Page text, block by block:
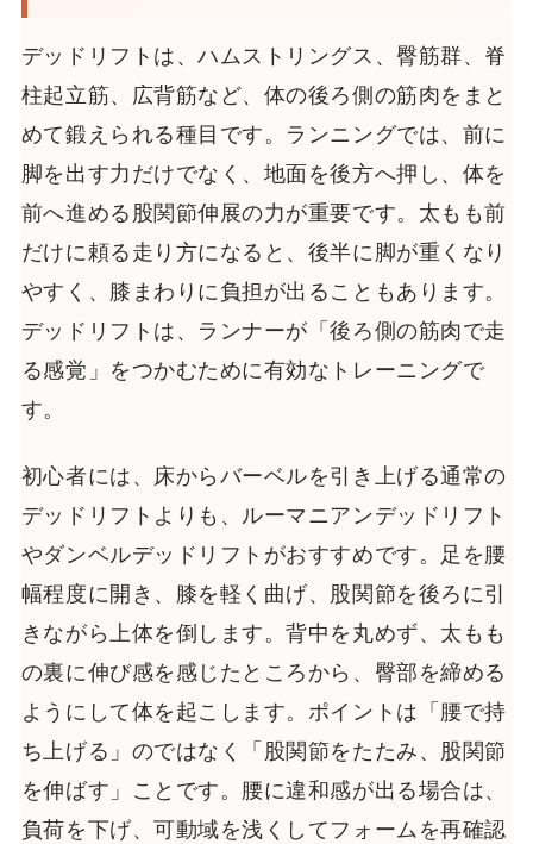
デッドリフトは、ハムストリングス、臀筋群、脊
柱起立筋、広背筋など、体の後ろ側の筋肉をまと
めて鍛えられる種目です。ランニングでは、前に
脚を出す力だけでなく、地面を後方へ押し、体を
前へ進める股関節伸展の力が重要です。太もも前
だけに頼る走り方になると、後半に脚が重くなり
やすく、膝まわりに負担が出ることもあります。
デッドリフトは、ランナーが「後ろ側の筋肉で走
る感覚」をつかむために有効なトレーニングで
す。
初心者には、床からバーベルを引き上げる通常の
デッドリフトよりも、ルーマニアンデッドリフト
やダンベルデッドリフトがおすすめです。足を腰
幅程度に開き、膝を軽く曲げ、股関節を後ろに引
きながら上体を倒します。背中を丸めず、太もも
の裏に伸び感を感じたところから、臀部を締める
ようにして体を起こします。ポイントは「腰で持
ち上げる」のではなく「股関節をたたみ、股関節
を伸ばす」ことです。腰に違和感が出る場合は、
負荷を下げ、可動域を浅くしてフォームを再確認